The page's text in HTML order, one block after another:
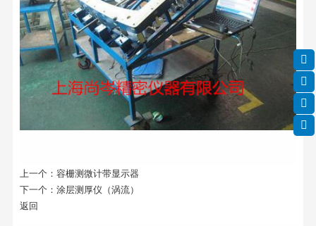
上一个： 容栅测微计带显示器
下一个： 涂层测厚仪（涡流）
返回